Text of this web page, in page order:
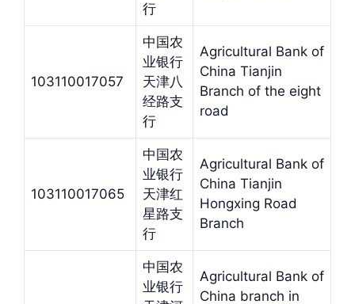
行
103110017057
中国农
业银行
天津八
经路支
行
Agricultural Bank of
China Tianjin
Branch of the eight
road
103110017065
中国农
业银行
天津红
星路支
行
Agricultural Bank of
China Tianjin
Hongxing Road
Branch
中国农
业银行
Agricultural Bank of
China branch in